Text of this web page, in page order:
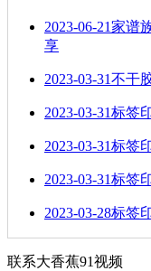
2023-06-21家谱
享
2023-03-31不干
2023-03-31标签
2023-03-31标签
2023-03-31标签
2023-03-28标签
联系大香蕉91视频